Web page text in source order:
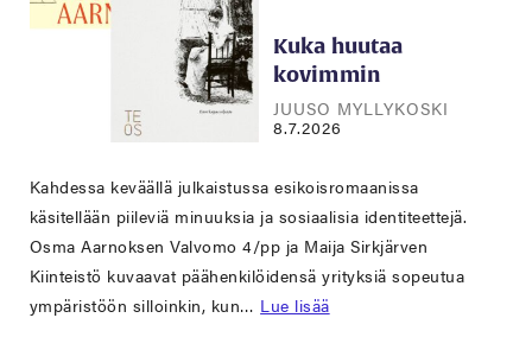
Kuka huutaa
kovimmin
JUUSO MYLLYKOSKI
8.7.2026
Kahdessa keväällä julkaistussa esikoisromaanissa
käsitellään piileviä minuuksia ja sosiaalisia identiteettejä.
Osma Aarnoksen Valvomo 4/pp ja Maija Sirkjärven
Kiinteistö kuvaavat päähenkilöidensä yrityksiä sopeutua
ympäristöön silloinkin, kun… Lue lisää